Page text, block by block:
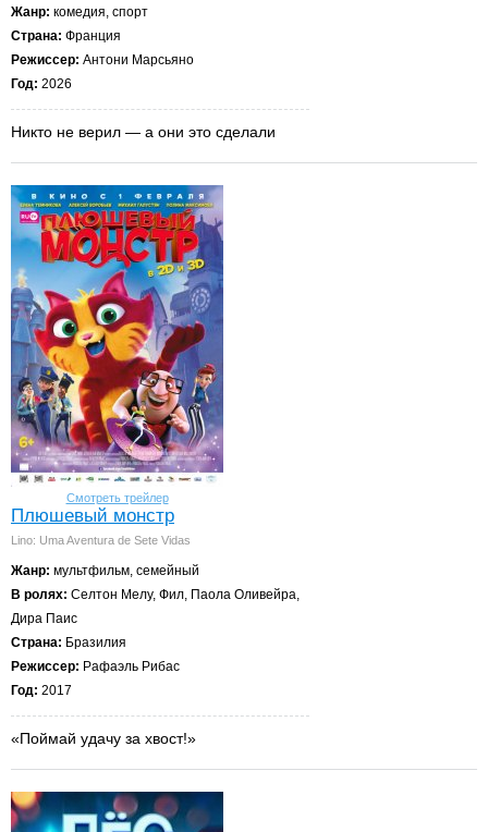
Жанр: комедия, спорт
Страна: Франция
Режиссер: Антони Марсьяно
Год: 2026
Никто не верил — а они это сделали
Смотреть трейлер
Плюшевый монстр
Lino: Uma Aventura de Sete Vidas
Жанр: мультфильм, семейный
В ролях: Селтон Мелу, Фил, Паола Оливейра,
Дира Паис
Страна: Бразилия
Режиссер: Рафаэль Рибас
Год: 2017
«Поймай удачу за хвост!»